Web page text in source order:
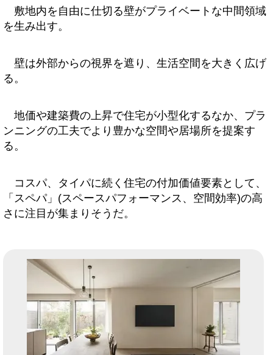
敷地内を自由に仕切る壁がプライベートな中間領域
を生み出す。
壁は外部からの視界を遮り、生活空間を大きく広げ
る。
地価や建築費の上昇で住宅が小型化するなか、プラ
ンニングの工夫でより豊かな空間や居場所を提案す
る。
コスパ、タイパに続く住宅の付加価値要素として、
「スペパ」(スペースパフォーマンス、空間効率)の高
さに注目が集まりそうだ。